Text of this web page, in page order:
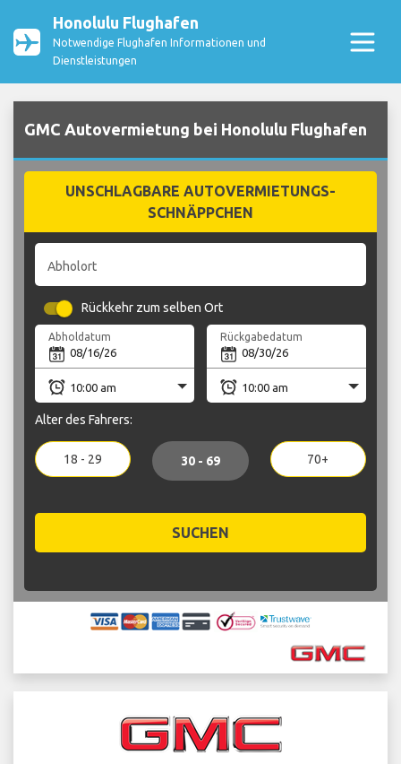
Honolulu Flughafen
Notwendige Flughafen Informationen und
Dienstleistungen
GMC Autovermietung bei Honolulu Flughafen
UNSCHLAGBARE AUTOVERMIETUNGS-
SCHNÄPPCHEN
Abholort
Rückkehr zum selben Ort
Abholdatum Rückgabedatum
Alter des Fahrers:
18 - 29 30 - 69 70+
SUCHEN